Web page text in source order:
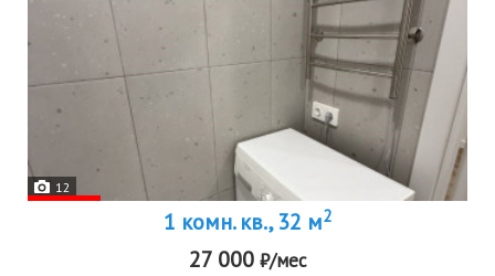
12
1 комн. кв., 32 м2
27 000 ₽/мес